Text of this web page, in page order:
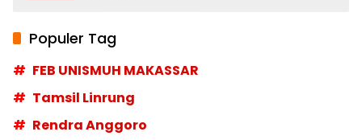
Populer Tag
FEB UNISMUH MAKASSAR
Tamsil Linrung
Rendra Anggoro